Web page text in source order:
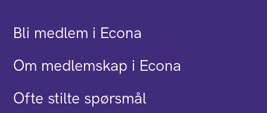
Bli medlem i Econa
Om medlemskap i Econa
Ofte stilte spørsmål